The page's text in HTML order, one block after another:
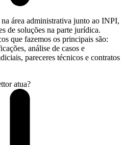
área administrativa junto ao INPI,
de soluções na parte jurídica.
que fazemos os principais são:
análise de casos e
pareceres técnicos e contratos
atua?